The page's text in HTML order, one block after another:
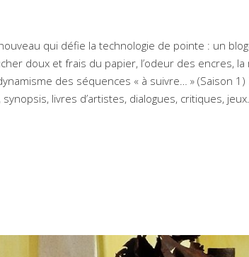
qui défie la technologie de pointe : un
doux et frais du papier, l’odeur des encres, la
des séquences « à suivre… » (Saison
livres d’artistes, dialogues, critiques,